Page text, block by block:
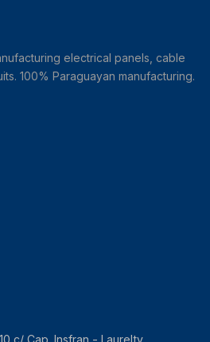
electrical panels, cable
100% Paraguayan manufacturing.